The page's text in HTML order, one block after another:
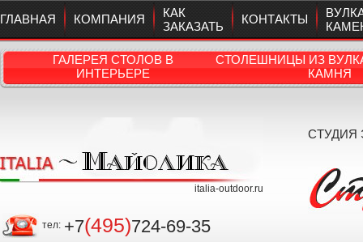
ГЛАВНАЯ КОМПАНИЯ
КАК
ЗАКАЗАТЬ
КОНТАКТЫ
ГАЛЕРЕЯ СТОЛОВ В
ИНТЕРЬЕРЕ
СТОЛЕШНИЦЫ ИЗ
КАМНЯ
italia-outdoor.ru
тел: +7(495)724-69-35
СТУДИЯ